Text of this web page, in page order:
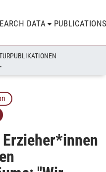
DATA
DIE SICH DA IM WEG STEHEN"